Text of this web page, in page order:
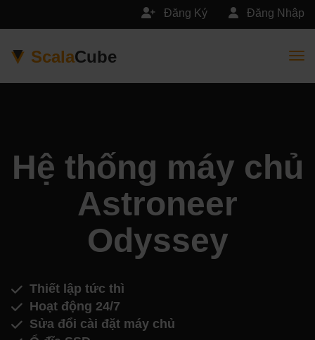
Đăng Nhập
Đăng Ký
ScalaCube
Hệ thống máy chủ
Astroneer
Odyssey
Thiết lập tức thì
Hoạt động 24/7
Sửa đổi cài đặt máy chủ